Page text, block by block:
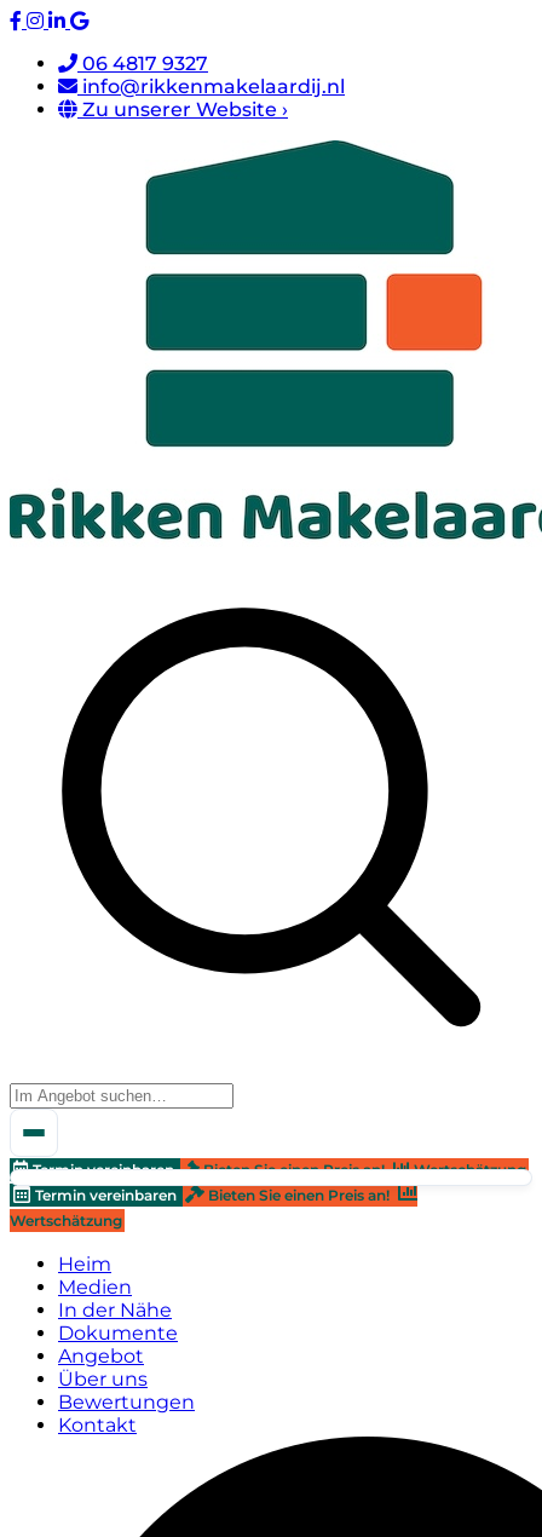
06 4817 9327
info@rikkenmakelaardij.nl
Zu unserer Website ›
Termin vereinbaren Bieten Sie einen Preis an!
Wertschätzung
Termin vereinbaren
Bieten Sie einen Preis an!
Wertschätzung
Heim
Medien
In der Nähe
Dokumente
Angebot
Über uns
Bewertungen
Kontakt